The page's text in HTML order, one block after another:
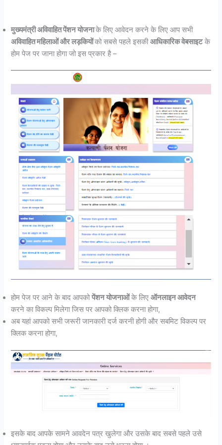
मुख्यमंत्री अविवाहित पेंशन योजनाके लिए आवेदन करने के लिए आप सभी
अविवाहित महिलाओं और लड़कियोंको सबसे पहले इसकीआधिकारिक वेबसाइटके
होम पेज पर जाना होगा जो इस प्रकार है –
होम पेज पर आने के बाद आपकोपेंशन योजनाओंके लिएऑनलाइन आवेदन
करने का विकल्प मिलेगा जिस पर आपको क्लिक करना होगा,
अब यहां आपको सभी जरूरी जानकारी दर्ज करनी होगी और सबमिट विकल्प पर
क्लिक करना होगा,
इसके बाद आपके सामने आवदेन पत्र खुलेगा और उसके बाद सबसे पहले उसे